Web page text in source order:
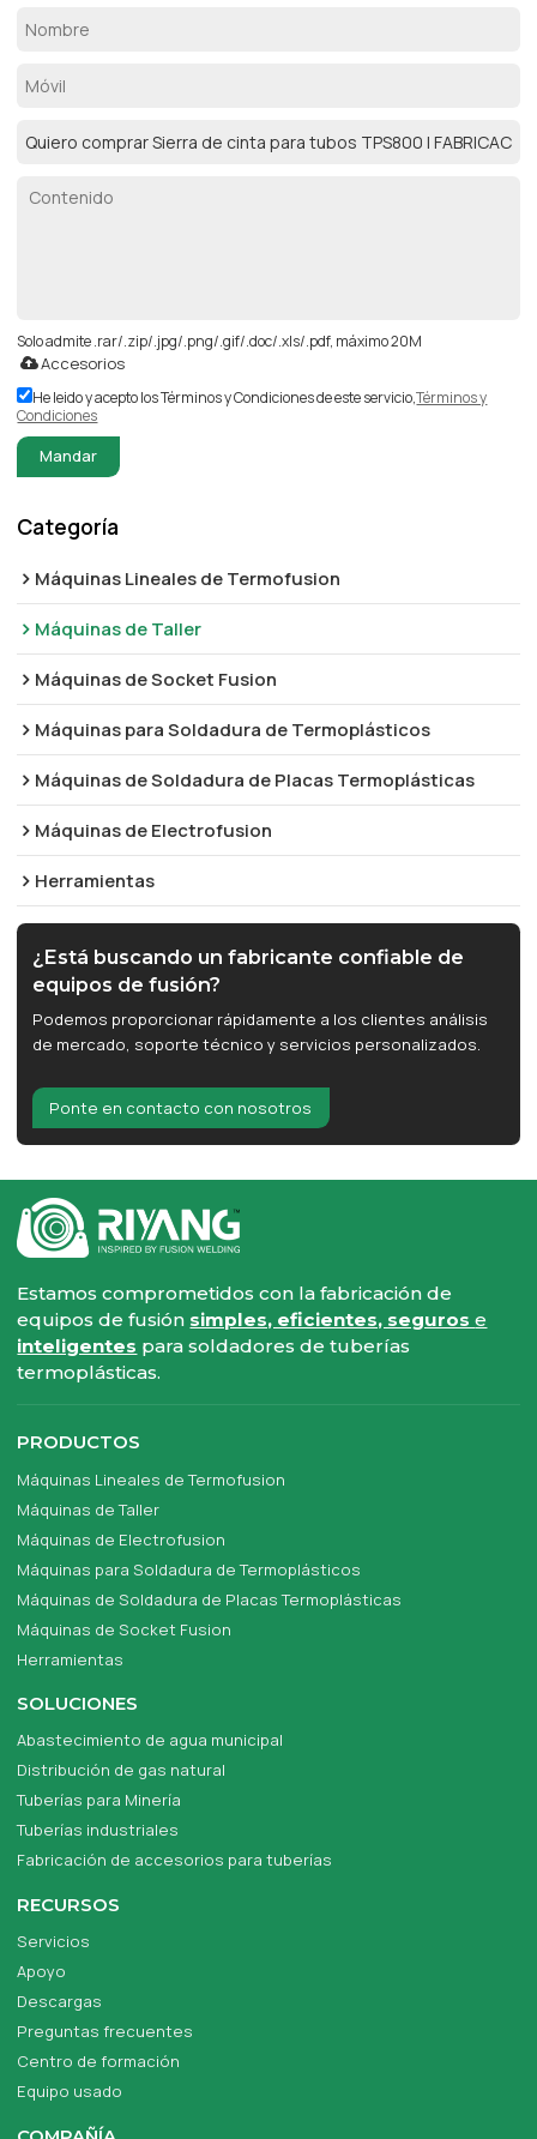
Solo admite .rar/.zip/.jpg/.png/.gif/.doc/.xls/.pdf, máximo 20M
Accesorios
He leido y acepto los Términos y Condiciones de este servicio,Términos y
Condiciones
Mandar
Categoría
Máquinas Lineales de Termofusion
Máquinas de Taller
Máquinas de Socket Fusion
Máquinas para Soldadura de Termoplásticos
Máquinas de Soldadura de Placas Termoplásticas
Máquinas de Electrofusion
Herramientas
¿Está buscando un fabricante confiable de
equipos de fusión?
Podemos proporcionar rápidamente a los clientes análisis
de mercado, soporte técnico y servicios personalizados.
Ponte en contacto con nosotros
Estamos comprometidos con la fabricación de
equipos de fusión simples, eficientes, segurose
inteligentes para soldadores de tuberías
termoplásticas.
PRODUCTOS
Máquinas Lineales de Termofusion
Máquinas de Taller
Máquinas de Electrofusion
Máquinas para Soldadura de Termoplásticos
Máquinas de Soldadura de Placas Termoplásticas
Máquinas de Socket Fusion
Herramientas
SOLUCIONES
Abastecimiento de agua municipal
Distribución de gas natural
Tuberías para Minería
Tuberías industriales
Fabricación de accesorios para tuberías
RECURSOS
Servicios
Apoyo
Descargas
Preguntas frecuentes
Centro de formación
Equipo usado